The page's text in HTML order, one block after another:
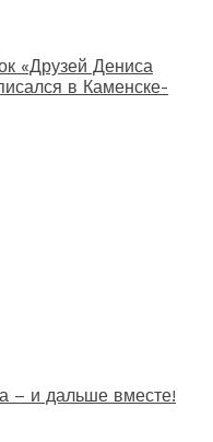
«Друзей Дениса
в Каменске-
– и дальше вместе!